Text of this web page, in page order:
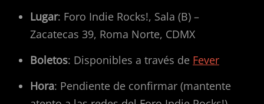
Lugar: Foro Indie Rocks!, Sala (B) –
Zacatecas 39, Roma Norte, CDMX
Boletos: Disponibles a través de Fever
Hora: Pendiente de confirmar (mantente